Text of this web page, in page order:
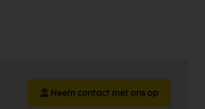
Neem contact met ons op